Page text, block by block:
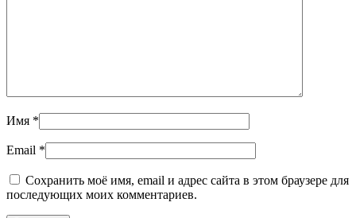
Имя *
Email *
Сохранить моё имя, email и адрес сайта в этом браузере для
последующих моих комментариев.